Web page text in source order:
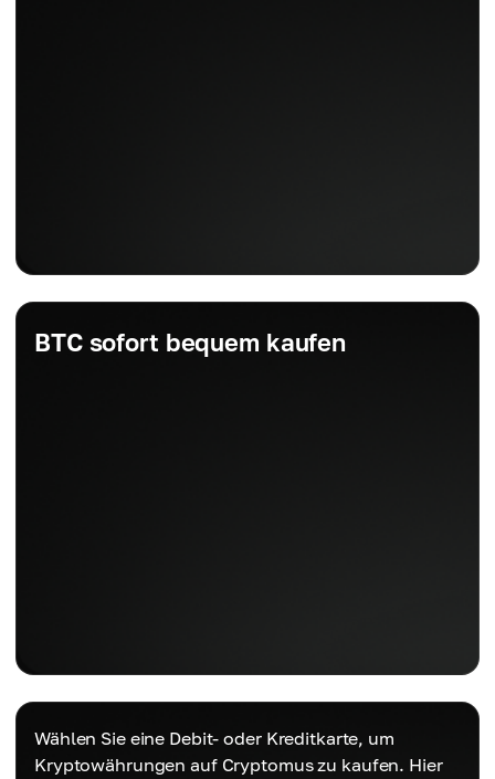
BTC sofort bequem kaufen
Wählen Sie eine Debit- oder Kreditkarte, um
Kryptowährungen auf Cryptomus zu kaufen. Hier